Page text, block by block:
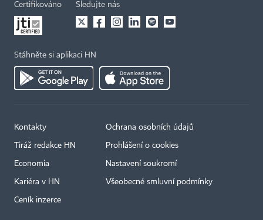
Certifikováno Sledujte nás
Stáhněte si aplikaci HN
Kontakty
Tiráž redakce HN
Economia
Kariéra v HN
Ceník inzerce
Ochrana osobních údajů
Prohlášení o cookies
Nastavení soukromí
Všeobecné smluvní podmínky